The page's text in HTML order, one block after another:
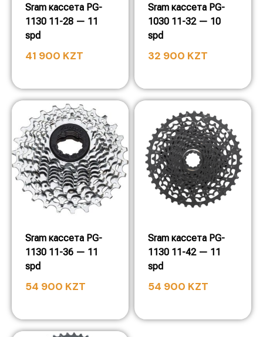
Sram кассета PG-
1130 11-28 — 11
spd
41 900 KZT
Sram кассета PG-
1030 11-32 — 10
spd
32 900 KZT
Sram кассета PG-
1130 11-36 — 11
spd
54 900 KZT
Sram кассета PG-
1130 11-42 — 11
spd
54 900 KZT